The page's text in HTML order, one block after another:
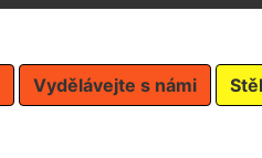
Vydělávejte s námi